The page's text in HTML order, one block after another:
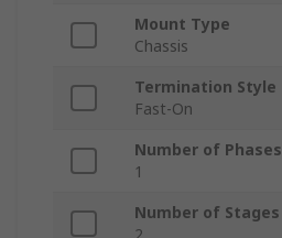
Mount Type
Chassis
Termination Style
Fast-On
Number of Phases
1
Number of Stages